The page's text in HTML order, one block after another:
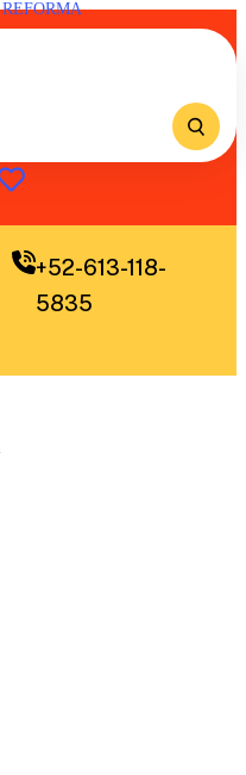
+52-613-118-
5835